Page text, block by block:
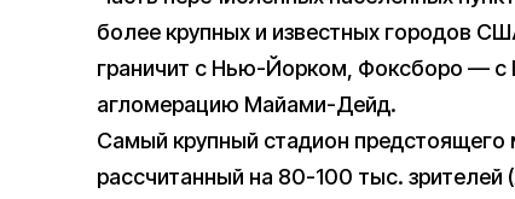
более крупных и известных городов
граничит с Нью-Йорком, Фоксборо — с
агломерацию Майами-Дейд.
Самый крупный стадион
рассчитанный на 80-100 тыс.